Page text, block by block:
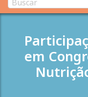
em